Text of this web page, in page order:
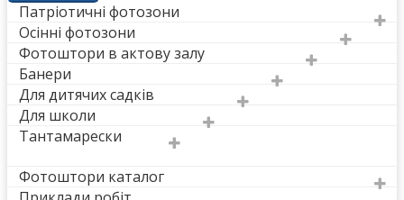
Патріотичні фотозони
Осінні фотозони
Фотоштори в актову залу
Банери
Для дитячих садків
Для школи
Тантамарески
Фотоштори каталог